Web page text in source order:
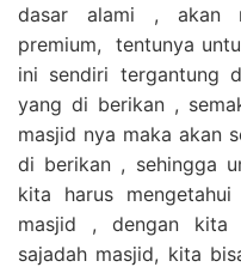
dasar alami , akan
premium, tentunya
ini sendiri tergantung
yang di berikan ,
masjid nya maka akan
di berikan , sehingga
kita harus
masjid , dengan kita
sajadah masjid, kita